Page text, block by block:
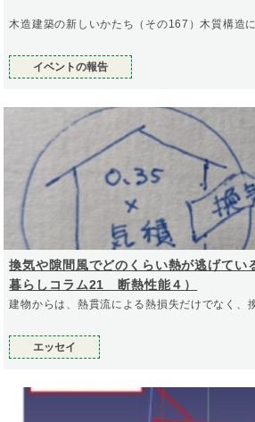
木造建築の新しいかたち（その167）木質構造
イベントの報告
換気や隙間風でどのくらい熱が逃げてい
暮らしコラム21 断熱性能４）
建物からは、熱貫流による熱損失だけでなく、
エッセイ